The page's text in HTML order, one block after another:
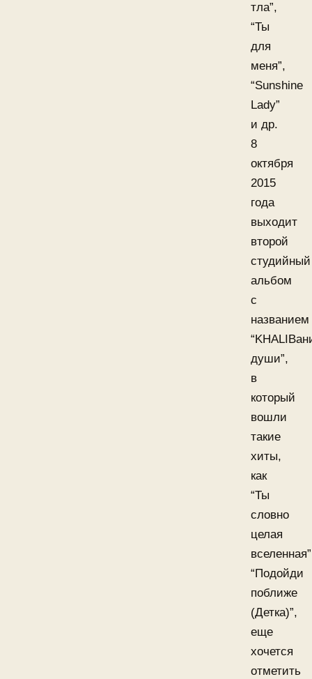
тла”,
“Ты
для
меня”,
“Sunshine
Lady”
и др.
8
октября
2015
года
выходит
второй
студийный
альбом
с
названием
души”,
в
который
вошли
такие
хиты,
как
“Ты
словно
целая
“Подойди
поближе
(Детка)”,
еще
хочется
отметить